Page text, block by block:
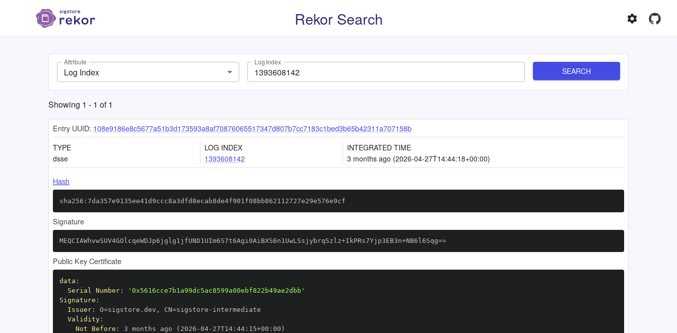
Rekor Search
Attribute
Log Index
Log Index
SEARCH
Showing 1 - 1 of1
Entry UUID: 108e9186e8c5677a51b3d173593a8af70876065517347d807b7cc7183c1bed3b65b42311a707158b
TYPE
dsse
LOG INDEX
1393608142
INTEGRATED TIME
3 months ago (2026-04-27T14:44:18+00:00)
Hash
sha256:7da357e9135ee41d9ccc8a3dfd8ecab8de4f901f08bb862112727e29e576e9cf
Signature
MEQCIAWhvwSUV4GOlcqeWDJp6jglg1jfUND1UIm6S7t6Agi0AiBXS6n1UwLSsjybrqSzlz+IkPRs7Yjp3EB3n+NB6l6Sqg==
Public Key Certificate
data :
Serial Number:
'0x5616cce7b1a99dc5ac8599a00ebf822b49ae2dbb'
Signature :
Issuer: O=sigstore.dev , CN=sigstore -
Validity:
Not Before : 3 months ago (2026 -04- 27T14: 44: 15+00 :